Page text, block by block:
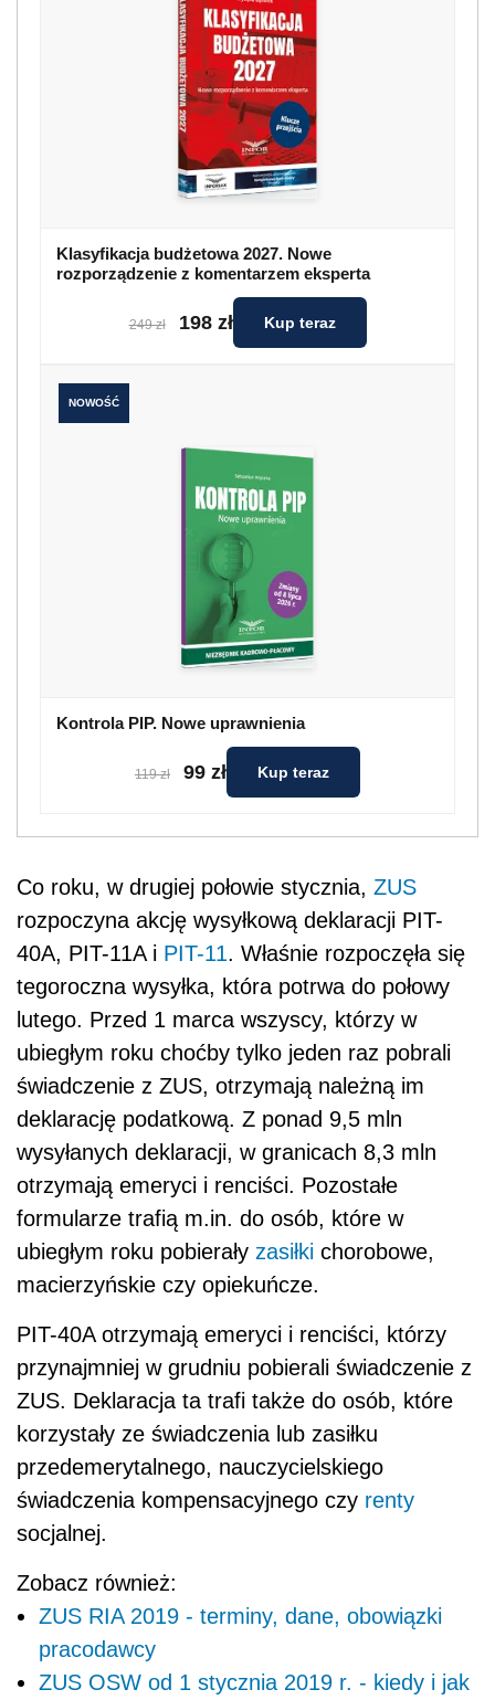
Klasyfikacja budżetowa 2027. Nowe
rozporządzenie z komentarzem eksperta
249 zł 198 zł Kup teraz
NOWOŚĆ
Kontrola PIP. Nowe uprawnienia
119 zł 99 zł Kup teraz
Co roku, w drugiej połowie stycznia, ZUS
rozpoczyna akcję wysyłkową deklaracji PIT-
40A, PIT-11A i PIT-11. Właśnie rozpoczęła się
tegoroczna wysyłka, która potrwa do połowy
lutego. Przed 1 marca wszyscy, którzy w
ubiegłym roku choćby tylko jeden raz pobrali
świadczenie z ZUS, otrzymają należną im
deklarację podatkową. Z ponad 9,5 mln
wysyłanych deklaracji, w granicach 8,3 mln
otrzymają emeryci i renciści. Pozostałe
formularze trafią m.in. do osób, które w
ubiegłym roku pobierały zasiłki chorobowe,
macierzyńskie czy opiekuńcze.
PIT-40A otrzymają emeryci i renciści, którzy
przynajmniej w grudniu pobierali świadczenie z
ZUS. Deklaracja ta trafi także do osób, które
korzystały ze świadczenia lub zasiłku
przedemerytalnego, nauczycielskiego
świadczenia kompensacyjnego czy renty
socjalnej.
Zobacz również:
ZUS RIA 2019 - terminy, dane, obowiązki
pracodawcy
ZUS OSW od 1 stycznia 2019 r. - kiedy i jak